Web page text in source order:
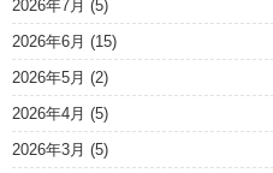
2026年7月 (5)
2026年6月 (15)
2026年5月 (2)
2026年4月 (5)
2026年3月 (5)